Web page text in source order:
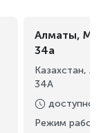
Алматы,
34а
Казахстан,
34А
доступно
Режим